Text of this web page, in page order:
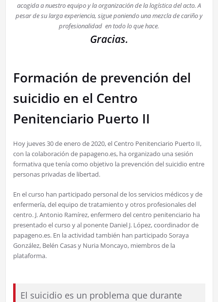
acogida a nuestro equipo y la organización de la logística del acto.A
pesar de su larga experiencia, sigue poniendo una mezcla de cariño y
profesionalidad en todo lo que hace.
Gracias.
Formación de prevención del
suicidio en el Centro
Penitenciario Puerto II
Hoy jueves 30 de enero de 2020, el Centro Penitenciario Puerto II,
con la colaboración de papageno.es, ha organizado una sesión
formativa que tenía como objetivo la prevención del suicidio entre
personas privadas de libertad.
En el curso han participado personal de los servicios médicos y de
enfermería, del equipo de tratamiento y otros profesionales del
centro. J. Antonio Ramírez, enfermero del centro penitenciario ha
presentado el curso y al ponente Daniel J. López, coordinador de
papageno.es. En la actividad también han participado Soraya
González, Belén Casas y Nuria Moncayo, miembros de la
plataforma.
El suicidio es un problema que durante